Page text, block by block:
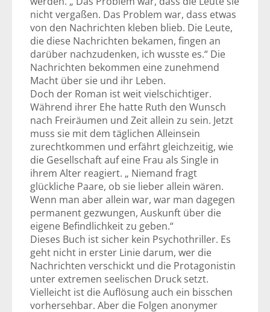
nicht vergaßen. Das Problem war, dass etwas
von den Nachrichten kleben blieb. Die Leute,
die diese Nachrichten bekamen, fingen an
darüber nachzudenken, ich wusste es.“ Die
Nachrichten bekommen eine zunehmend
Macht über sie und ihr Leben.
Doch der Roman ist weit vielschichtiger.
Während ihrer Ehe hatte Ruth den Wunsch
nach Freiräumen und Zeit allein zu sein. Jetzt
muss sie mit dem täglichen Alleinsein
zurechtkommen und erfährt gleichzeitig, wie
die Gesellschaft auf eine Frau als Single in
ihrem Alter reagiert. „ Niemand fragt
glückliche Paare, ob sie lieber allein wären.
Wenn man aber allein war, war man dagegen
permanent gezwungen, Auskunft über die
eigene Befindlichkeit zu geben.“
Dieses Buch ist sicher kein Psychothriller. Es
geht nicht in erster Linie darum, wer die
Nachrichten verschickt und die Protagonistin
unter extremen seelischen Druck setzt.
Vielleicht ist die Auflösung auch ein bisschen
vorhersehbar. Aber die Folgen anonymer